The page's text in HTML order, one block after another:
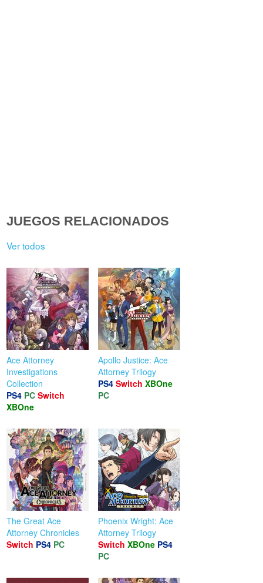
JUEGOS RELACIONADOS
Ver todos
Ace Attorney
Investigations
Collection
PS4 PC Switch
XBOne
Apollo Justice: Ace
Attorney Trilogy
PS4 Switch XBOne
PC
The Great Ace
Attorney Chronicles
Switch PS4 PC
Phoenix Wright: Ace
Attorney Trilogy
Switch XBOne PS4
PC